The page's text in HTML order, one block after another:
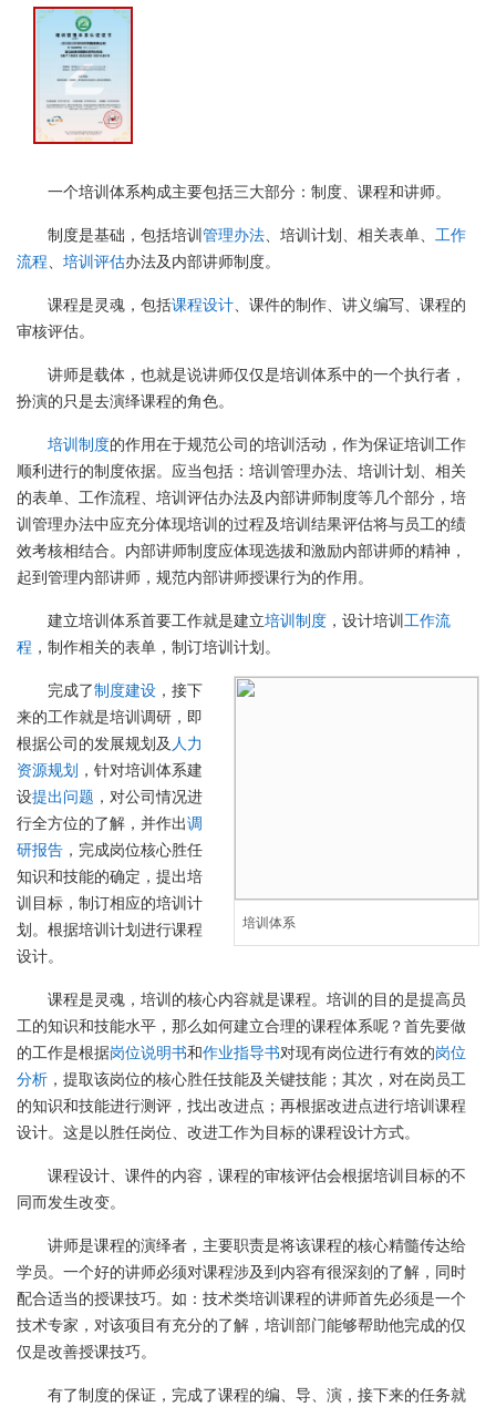
一个培训体系构成主要包括三大部分：制度、课程和讲师。
制度是基础，包括培训管理办法 、培训计划、相关表单、 工作
流程
培训评估办法及内部讲师制度。
课程是灵魂，包括课程设计 、课件的制作、讲义编写、课程的
审核评估。
讲师是载体，也就是说讲师仅仅是培训体系中的一个执行者，
扮演的只是去演绎课程的角色。
培训制度的作用在于规范公司的培训活动，作为保证培训工作
顺利进行的制度依据。应当包括：培训管理办法、培训计划、相关
的表单、工作流程、培训评估办法及内部讲师制度等几个部分，培
训管理办法中应充分体现培训的过程及培训结果评估将与员工的绩
效考核相结合。内部讲师制度应体现选拔和激励内部讲师的精神，
起到管理内部讲师，规范内部讲师授课行为的作用。
建立培训体系首要工作就是建立培训制度 ，设计培训工作流
程 ，制作相关的表单，制订培训计划。
培训体系
完成了制度建设 ，接下
来的工作就是培训调研，即
根据公司的发展规划及 人力
资源规划 ，针对培训体系建
设提出问题 ，对公司情况进
行全方位的了解，并作出调
研报告 ，完成岗位核心胜任
知识和技能的确定，提出培
训目标，制订相应的培训计
划。根据培训计划进行课程
设计。
课程是灵魂，培训的核心内容就是课程。培训的目的是提高员
工的知识和技能水平，那么如何建立合理的课程体系呢？首先要做
的工作是根据岗位说明书和作业指导书对现有岗位进行有效的岗位
分析 ，提取该岗位的核心胜任技能及关键技能；其次，对在岗员工
的知识和技能进行测评，找出改进点；再根据改进点进行培训课程
设计。这是以胜任岗位、改进工作为目标的课程设计方式。
课程设计、课件的内容，课程的审核评估会根据培训目标的不
同而发生改变。
讲师是课程的演绎者，主要职责是将该课程的核心精髓传达给
学员。一个好的讲师必须对课程涉及到内容有很深刻的了解，同时
配合适当的授课技巧。如：技术类培训课程的讲师首先必须是一个
技术专家，对该项目有充分的了解，培训部门能够帮助他完成的仅
仅是改善授课技巧。
有了制度的保证，完成了课程的编、导、演，接下来的任务就